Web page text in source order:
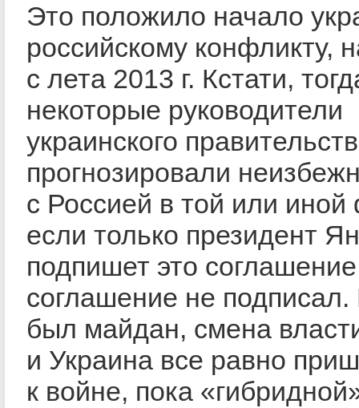
Это положило начало
российскому конфликту,
с лета 2013 г. Кстати,
некоторые руководители
украинского
прогнозировали
с Россией в той или
если только президент
подпишет это
соглашение не
был майдан, смена
и Украина все равно
к войне, пока